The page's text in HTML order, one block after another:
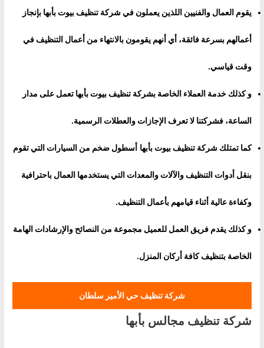
يقوم العمال والفنيين اللذين يعملون في شركة تنظيف بيوت بأبها بإنجاز
أعمالهم بسرعة فائقة، أي أنهم يقومون بالانتهاء من أعمال التنظيف في
وقت قياسي.
و كذلك خدمة العملاء الخاصة بشركة تنظيف بيوت بأبها تعمل على مدار
الساعة، فشركتنا لا تعرف الإجازات والعطلات الرسمية.
كما تمتلكشركة تنظيف بيوت بأبها أسطول ضخم من السيارات التي تقوم
بنقل أدوات التنظيف والآلات والمعدات التي يستخدمها العمال باحترافية
وكفاءة عالية أثناء قيامهم بأعمال التنظيف.
و كذلك يقدم فريق العمل للعميل مجموعة من النصائح والإرشادات الهامة
الخاصة بتنظيف كافة أركان المنزل.
شركة تنظيف حي الأمير سلطان
شركة تنظيف مجالس بأبها